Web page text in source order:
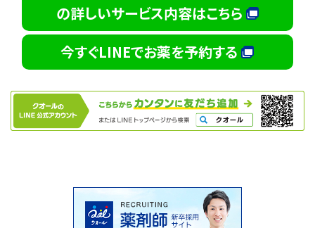
の詳しいサービス内容はこちら
今すぐLINEでお薬を予約する